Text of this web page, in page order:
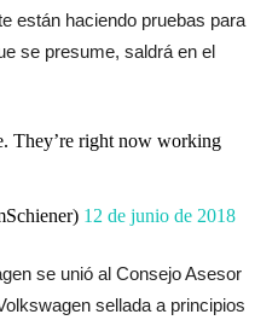
están haciendo pruebas para
se presume, saldrá en el
They’re right now working
12 de junio de 2018
se unió al Consejo Asesor
sellada a principios